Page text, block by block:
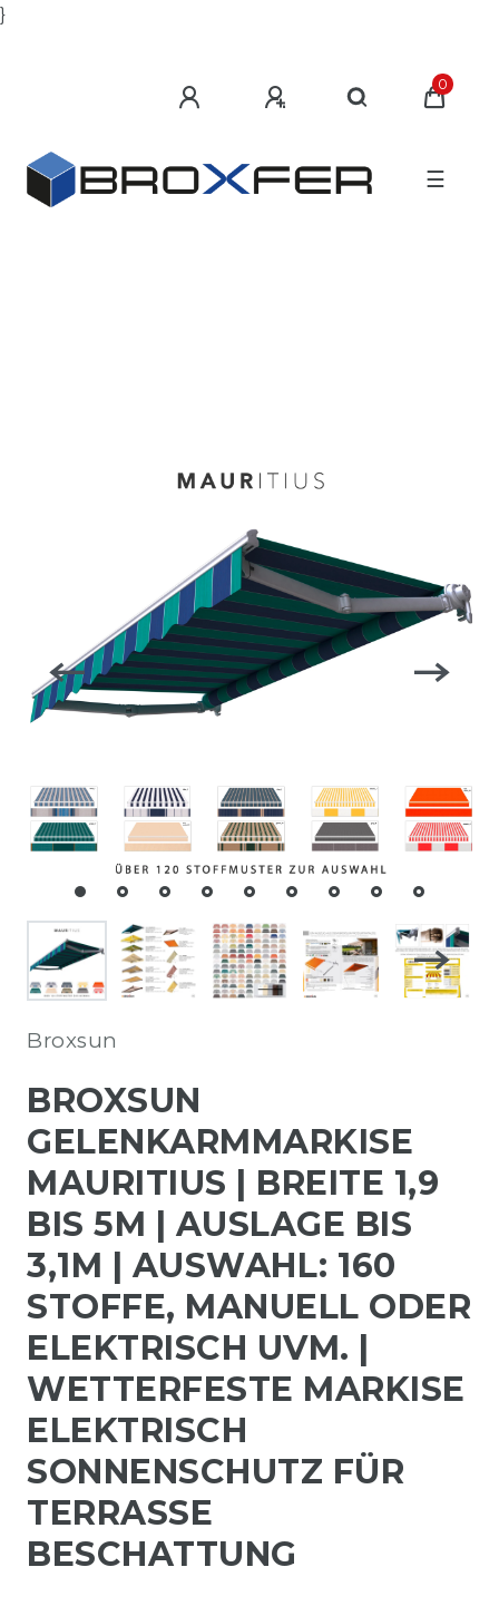
}
0
☰
Broxsun
BROXSUN
GELENKARMMARKISE
MAURITIUS | BREITE 1,9
BIS 5M | AUSLAGE BIS
3,1M | AUSWAHL: 160
STOFFE, MANUELL ODER
ELEKTRISCH UVM. |
WETTERFESTE MARKISE
ELEKTRISCH
SONNENSCHUTZ FÜR
TERRASSE
BESCHATTUNG